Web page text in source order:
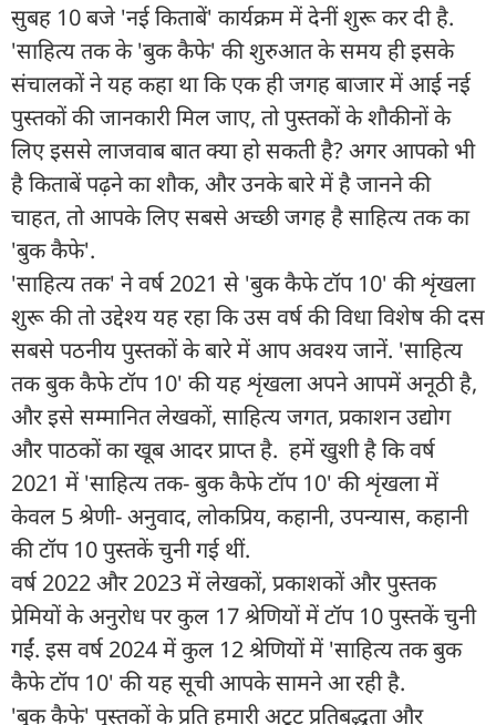
सुबह 10 बजे 'नई किताबें' कार्यक्रम में देनीं शुरू कर दी है.
'साहित्य तक के 'बुक कैफे' की शुरुआत के समय ही इसके
संचालकों ने यह कहा था कि एक ही जगह बाजार में आई नई
पुस्तकों की जानकारी मिल जाए, तो पुस्तकों के शौकीनों के
लिए इससे लाजवाब बात क्या हो सकती है? अगर आपको भी
है किताबें पढ़ने का शौक, और उनके बारे में है जानने की
चाहत, तो आपके लिए सबसे अच्छी जगह है साहित्य तक का
'बुक कैफे'.
'साहित्य तक' ने वर्ष 2021 से 'बुक कैफे टॉप 10' की शृंखला
शुरू की तो उद्देश्य यह रहा कि उस वर्ष की विधा विशेष की दस
सबसे पठनीय पुस्तकों के बारे में आप अवश्य जानें. 'साहित्य
तक बुक कैफे टॉप 10' की यह शृंखला अपने आपमें अनूठी है,
और इसे सम्मानित लेखकों, साहित्य जगत, प्रकाशन उद्योग
और पाठकों का खूब आदर प्राप्त है. हमें खुशी है कि वर्ष
2021 में 'साहित्य तक- बुक कैफे टॉप 10' की शृंखला में
केवल 5 श्रेणी- अनुवाद, लोकप्रिय, कहानी, उपन्यास, कहानी
की टॉप 10 पुस्तकें चुनी गई थीं.
वर्ष 2022 और 2023 में लेखकों, प्रकाशकों और पुस्तक
प्रेमियों के अनुरोध पर कुल 17 श्रेणियों में टॉप 10 पुस्तकें चुनी
गईं. इस वर्ष 2024 में कुल 12 श्रेणियों में 'साहित्य तक बुक
कैफे टॉप 10' की यह सूची आपके सामने आ रही है.
'बुक कैफे' पुस्तकों के प्रति हमारी अटूट प्रतिबद्धता और